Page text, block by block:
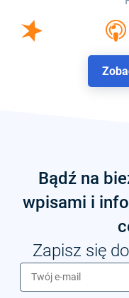
Bądź na
wpisami i
Zapisz się